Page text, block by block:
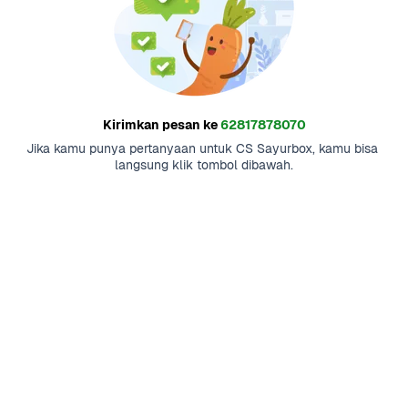
Kirimkan pesan ke62817878070
Jika kamu punya pertanyaan untuk CS Sayurbox, kamu bisa
langsung klik tombol dibawah.